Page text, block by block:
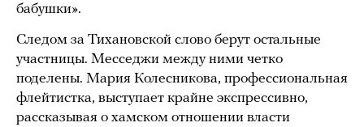
бабушки».
Следом за Тихановской слово берут остальные
участницы. Месседжи между ними четко
поделены. Мария Колесникова, профессиональная
флейтистка, выступает крайне экспрессивно,
рассказывая о хамском отношении власти